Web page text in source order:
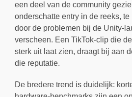
een deel van de community
onderschatte entry in de reeks,
door de problemen bij de Unity-
verscheen. Een TikTok-clip die
sterk uit laat zien, draagt bij aan
die reputatie.
De bredere trend is duidelijk: